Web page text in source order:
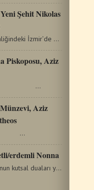
Şehit Nikolas
Osmanlı egemenliğindeki İzmir’de yaşayan bir Hristiyan’dı.…
Piskoposu, Aziz
Münzevi, Aziz
erdemli Nonna
Yaşamı boyunca onun kutsal duaları yardımıyla mucizeler…